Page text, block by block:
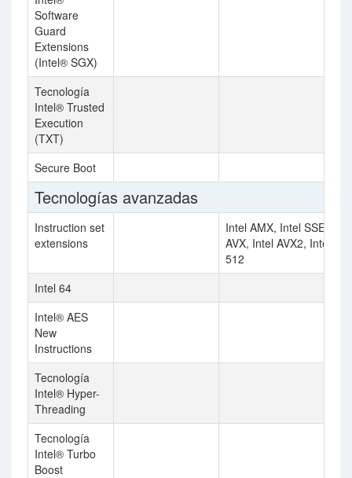
Software
Guard
Extensions
(Intel® SGX)
Tecnología
Intel® Trusted
Execution
(TXT)
Secure Boot
Tecnologías avanzadas
Instruction set
extensions
Intel AMX, Intel SSE4.2,
AVX, Intel AVX2, Intel
512
Intel 64
Intel® AES
New
Instructions
Tecnología
Intel® Hyper-
Threading
Tecnología
Intel® Turbo
Boost